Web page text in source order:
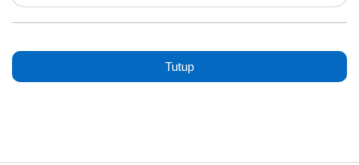
Tutup